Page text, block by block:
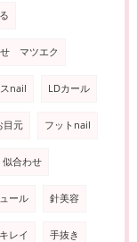
マツエク
nail LDカール
目元 フットnail
似合わせ
ール 針美容
キレイ 手抜き